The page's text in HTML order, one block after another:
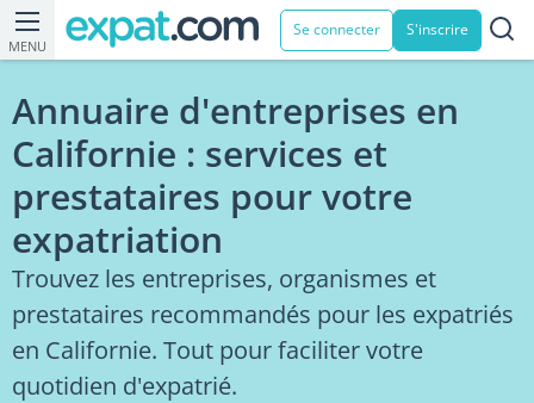
MENU
Se connecter S'inscrire
Annuaire d'entreprises en
Californie : services et
prestataires pour votre
expatriation
Trouvez les entreprises, organismes et
prestataires recommandés pour les expatriés
en Californie. Tout pour faciliter votre
quotidien d'expatrié.